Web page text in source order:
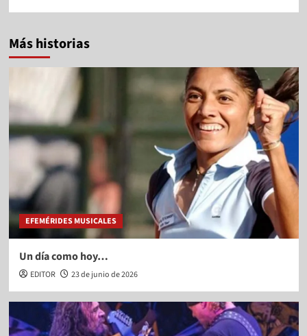
Más historias
EFEMÉRIDES MUSICALES
Un día como hoy…
EDITOR 23 de junio de 2026